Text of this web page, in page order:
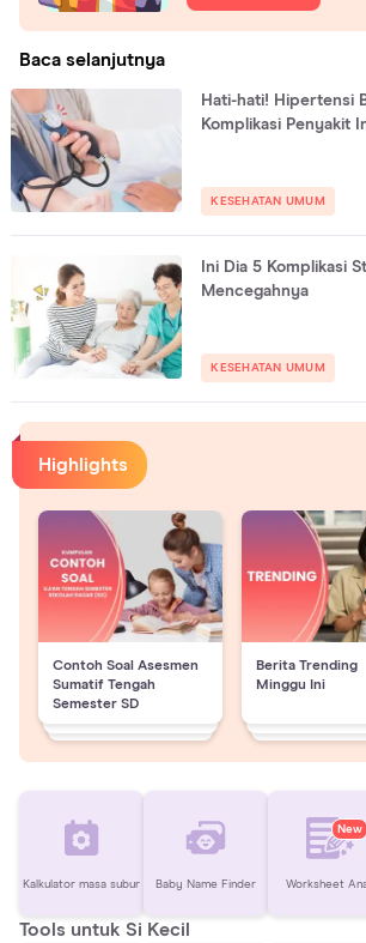
Baca selanjutnya
Hati-hati! Hipertensi
Komplikasi Penyakit
KESEHATAN UMUM
Ini Dia 5 Komplikasi
Mencegahnya
KESEHATAN UMUM
Highlights
Contoh Soal Asesmen
Sumatif Tengah
Semester SD
Berita Trending
Minggu Ini
Kalkulator masa subur Baby Name Finder
New
Worksheet
Tools untuk Si Kecil